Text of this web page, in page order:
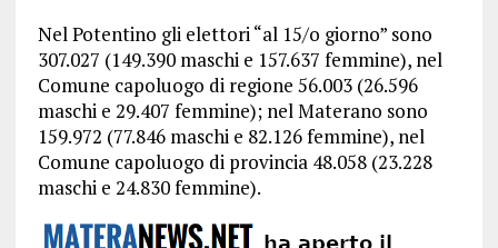
Nel Potentino gli elettori “al 15/o giorno” sono
307.027 (149.390 maschi e 157.637 femmine), nel
Comune capoluogo di regione 56.003 (26.596
maschi e 29.407 femmine); nel Materano sono
159.972 (77.846 maschi e 82.126 femmine), nel
Comune capoluogo di provincia 48.058 (23.228
maschi e 24.830 femmine).